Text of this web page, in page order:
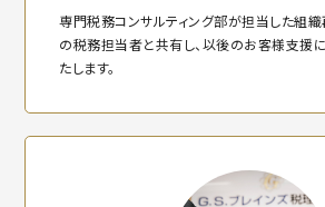
専門税務コンサルティング部が担当した組
の税務担当者と共有し、以後のお客様支援
たします。